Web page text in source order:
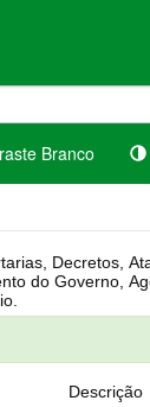
Branco
Descrição